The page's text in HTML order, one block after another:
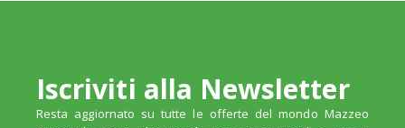
Iscriviti alla Newsletter
Resta aggiornato su tutte le offerte del mondo Mazzeo